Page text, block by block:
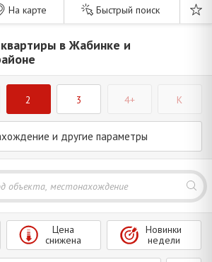
На карте Быстрый поиск
в Жабинке и
2 3 4+ K
и другие параметры
Цена
снижена
Новинки
недели